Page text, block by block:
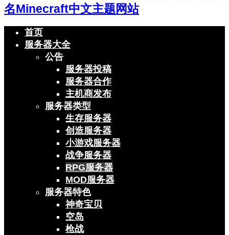
名Minecraft中文主题网站
首页
服务器大全
公告
服务器投稿
服务器合作
主机商发布
服务器类型
生存服务器
创造服务器
小游戏服务器
战争服务器
RPG服务器
MOD服务器
服务器特色
神奇宝贝
空岛
枪战